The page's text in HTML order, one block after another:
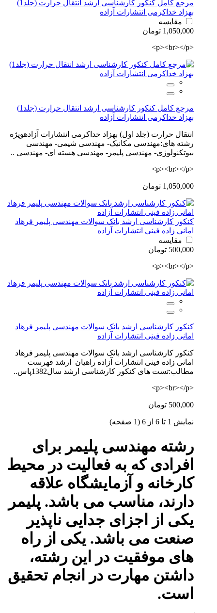
مرجع کامل کنکور کارشناسی ارشد انتقال حرارت (جلد1)
بهزاد خداکرمی انتشارات آزاده
مقایسه
1,050,000 تومان
<p><br></p>
مرجع کامل کنکور کارشناسی ارشد انتقال حرارت (جلد1)
بهزاد خداکرمی انتشارات آزاده
انتقال حرارت (جلد اول) بهزاد خداکرمی انتشارات آزادهویژه
رشته های:مهندسی مکانیک- مهندسی شیمی- مهندسی
بیوتکنولوژی- مهندسی پلیمر- مهندسی هسته ای- مهندسی ..
<p><br></p>
1,050,000 تومان
کنکور کارشناسی ارشد بانک سوالات مهندسی پلیمر فرهاد
امانی زاده فینی انتشارات آزاده
مقایسه
500,000 تومان
<p><br></p>
کنکور کارشناسی ارشد بانک سوالات مهندسی پلیمر فرهاد
امانی زاده فینی انتشارات آزاده
کنکور کارشناسی ارشد بانک سوالات مهندسی پلیمر فرهاد
امانی زاده فینی انتشارات آزاده راهیان ارشد فهرست
مطالب:تست های کنکور کارشناسی ارشد سال1382پاس..
<p><br></p>
500,000 تومان
نمايش 1 تا 6 از 6 (1 صفحه)
رشته مهندسی پلیمر برای
افرادی که به فعالیت در محیط
کارخانه و آزمایشگاه علاقه
دارند، مناسب می باشد. پلیمر
یکی از اجزای جدایی ناپذیر
صنعت می باشد. یکی از راه
های موفقیت در این رشته،
داشتن مهارت در انجام تحقیق
است.